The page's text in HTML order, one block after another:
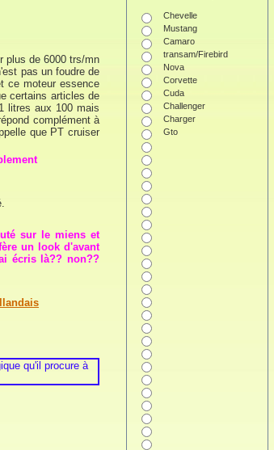
plus de 6000 trs/mn
pas un foudre de
ce moteur essence
certains articles de
litres aux 100 mais
complément à
que PT cruiser
sur le miens et
un look d'avant
écris là?? non??
Chevelle
Mustang
Camaro
transam/Firebird
Nova
Corvette
Cuda
Challenger
Charger
Gto